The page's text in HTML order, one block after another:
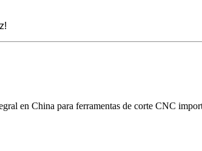
en China para ferramentas de corte CNC